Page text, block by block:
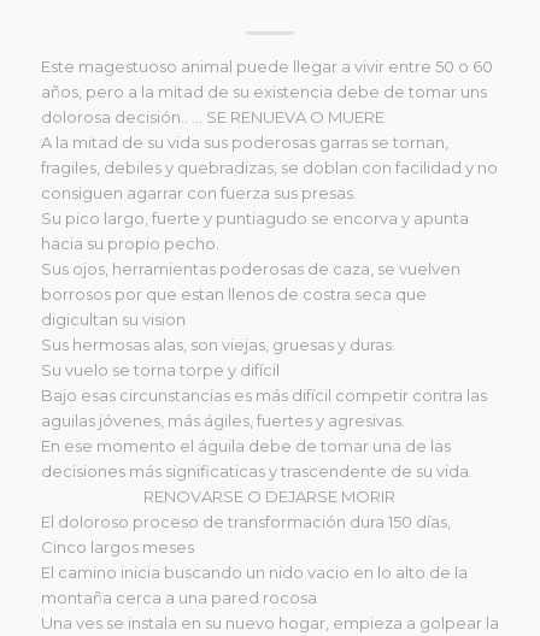
Este magestuoso animal puede llegar a vivir entre 50 o 60
años, pero a la mitad de su existencia debe de tomar uns
dolorosa decisión.. … SE RENUEVA O MUERE
A la mitad de su vida sus poderosas garras se tornan,
fragiles, debiles y quebradizas, se doblan con facilidad y no
consiguen agarrar con fuerza sus presas.
Su pico largo, fuerte y puntiagudo se encorva y apunta
hacia su propio pecho.
Sus ojos, herramientas poderosas de caza, se vuelven
borrosos por que estan llenos de costra seca que
digicultan su vision
Sus hermosas alas, son viejas, gruesas y duras.
Su vuelo se torna torpe y difícil
Bajo esas circunstancias es más difícil competir contra las
aguilas jóvenes, más ágiles, fuertes y agresivas.
En ese momento el águila debe de tomar una de las
decisiones más significaticas y trascendente de su vida.
RENOVARSE O DEJARSE MORIR
El doloroso proceso de transformación dura 150 días,
Cinco largos meses
El camino inicia buscando un nido vacio en lo alto de la
montaña cerca a una pared rocosa
Una ves se instala en su nuevo hogar, empieza a golpear la